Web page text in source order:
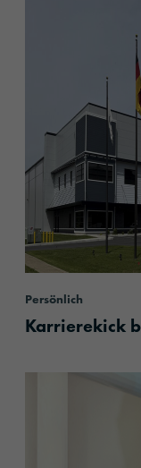
Persönlich
Karrierekick